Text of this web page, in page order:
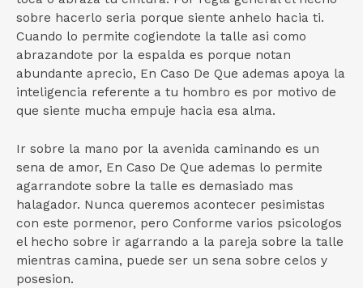
sobre hacerlo seri­a porque siente anhelo hacia ti.
Cuando lo permite cogiendote la talle asi­ como
abrazandote por la espalda es porque notan
abundante aprecio, En Caso De Que ademas apoya la
inteligencia referente a tu hombro es por motivo de
que siente mucha empuje hacia esa alma.
Ir sobre la mano por la avenida caminando es un
sena de amor, En Caso De Que ademas lo permite
agarrandote sobre la talle es demasiado mas
halagador. Nunca queremos acontecer pesimistas
con este pormenor, pero Conforme varios psicologos
el hecho sobre ir agarrando a la pareja sobre la talle
mientras camina, puede ser un sena sobre celos y
posesion.